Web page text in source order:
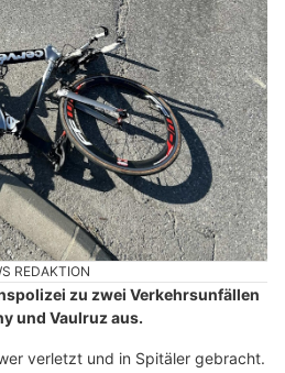
REDAKTION
zu zwei Verkehrsunfällen
und Vaulruz aus.
verletzt und in Spitäler gebracht.